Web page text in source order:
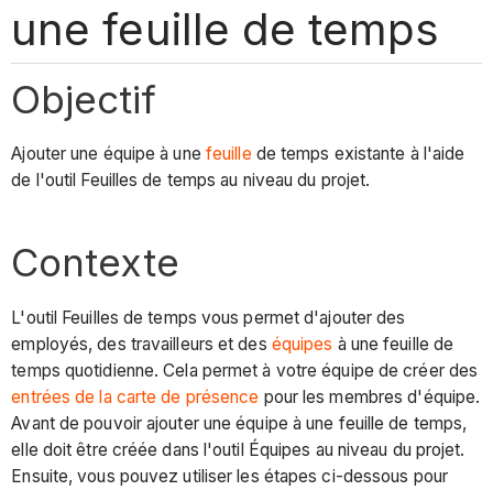
une feuille de temps
Objectif
Ajouter une équipe à une feuille de temps existante à l'aide
de l'outil Feuilles de temps au niveau du projet.
Contexte
L'outil Feuilles de temps vous permet d'ajouter des
employés, des travailleurs et des équipes à une feuille de
temps quotidienne. Cela permet à votre équipe de créer des
entrées de la carte de présence pour les membres d'équipe.
Avant de pouvoir ajouter une équipe à une feuille de temps,
elle doit être créée dans l'outil Équipes au niveau du projet.
Ensuite, vous pouvez utiliser les étapes ci-dessous pour